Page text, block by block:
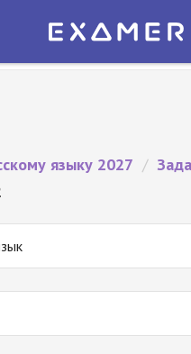
Экзамер — ЕГЭ 2027
языку 2027 /